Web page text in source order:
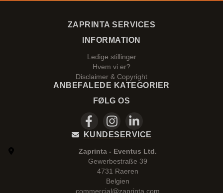
ZAPRINTA SERVICES
INFORMATION
Ledige stillinger
Hvem vi er?
Disclaimer & Copyright
ANBEFALEDE KATEGORIER
FØLG OS
KUNDESERVICE
Zaprinta - Eventus Ltd.
Gewerbestraße 39
4731 Raeren
Belgien
commercial@zaprinta.com